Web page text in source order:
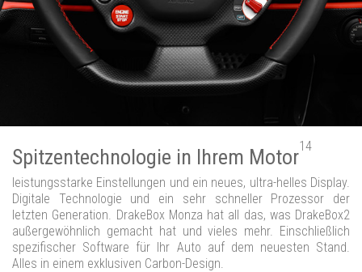
Spitzentechnologie in Ihrem Motor14
leistungsstarke Einstellungen und ein neues, ultra-helles Display.
Digitale Technologie und ein sehr schneller Prozessor der
letzten Generation. DrakeBox Monza hat all das, was DrakeBox2
außergewöhnlich gemacht hat und vieles mehr. Einschließlich
spezifischer Software für Ihr Auto auf dem neuesten Stand.
Alles in einem exklusiven Carbon-Design.